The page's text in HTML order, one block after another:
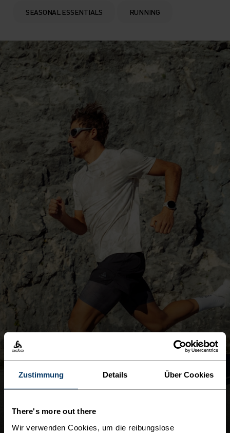
Zustimmung Details Über Cookies
There's more out there
Wir verwenden Cookies, um die reibungslose
SEASONAL ESSENTIALS RUNNING
SCHLAG DIE HITZE